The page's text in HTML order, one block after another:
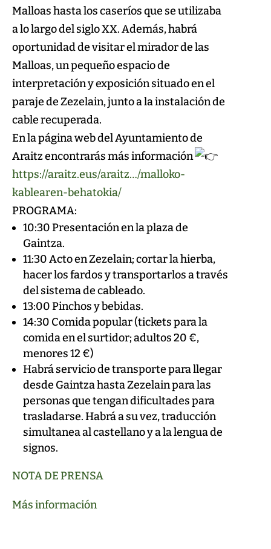
Malloas hasta los caseríos que se utilizaba
a lo largo del siglo XX. Además, habrá
oportunidad de visitar el mirador de las
Malloas, un pequeño espacio de
interpretación y exposición situado en el
paraje de Zezelain, junto a la instalación de
cable recuperada.
En la página web del Ayuntamiento de
Araitz encontrarás más información
https://araitz.eus/araitz…/malloko-
kablearen-behatokia/
PROGRAMA:
10:30 Presentación en la plaza de
Gaintza.
11:30 Acto en Zezelain; cortar la hierba,
hacer los fardos y transportarlos a través
del sistema de cableado.
13:00 Pinchos y bebidas.
14:30 Comida popular (tickets para la
comida en el surtidor; adultos 20 €,
menores 12 €)
Habrá servicio de transporte para llegar
desde Gaintza hasta Zezelain para las
personas que tengan dificultades para
trasladarse. Habrá a su vez, traducción
simultanea al castellano y a la lengua de
signos.
NOTA DE PRENSA
Más información